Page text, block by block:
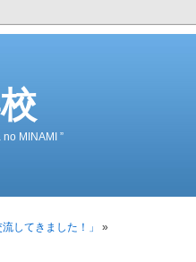
MINAMI ”
してきました！」 »